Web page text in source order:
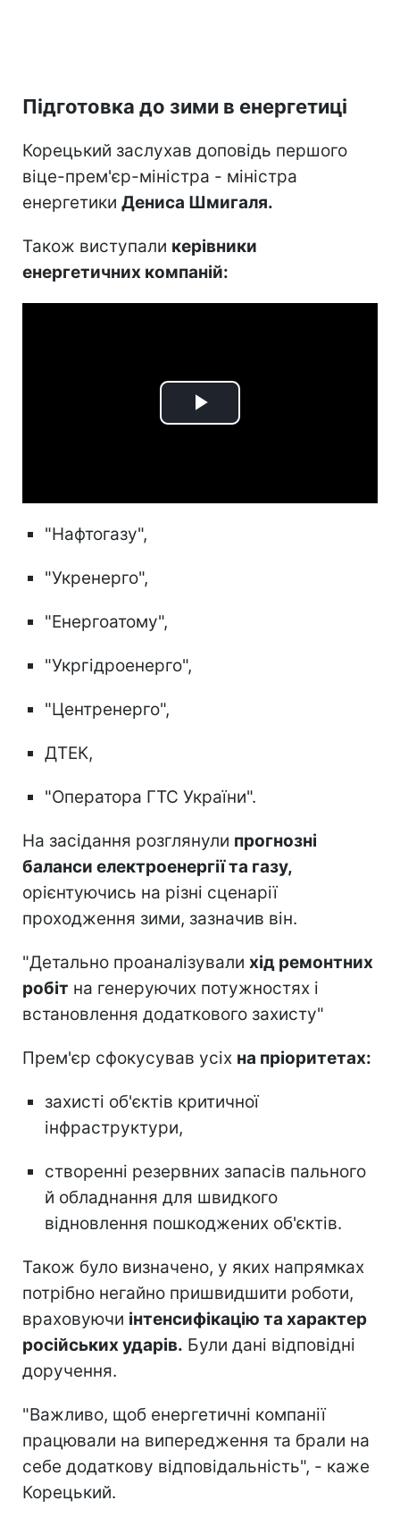
Підготовка до зими в енергетиці
Корецький заслухав доповідь першого
віце-прем'єр-міністра - міністра
енергетики Дениса Шмигаля.
Також виступали керівники
енергетичних компаній:
Play
"Нафтогазу",
"Укренерго",
"Енергоатому",
"Укргідроенерго",
"Центренерго",
ДТЕК,
"Оператора ГТС України".
На засідання розглянули прогнозні
баланси електроенергії та газу,
орієнтуючись на різні сценарії
проходження зими, зазначив він.
"Детально проаналізували хід ремонтних
робіт на генеруючих потужностях і
встановлення додаткового захисту"
Прем'єр сфокусував усіх на пріоритетах:
захисті об'єктів критичної
інфраструктури,
створенні резервних запасів пального
й обладнання для швидкого
відновлення пошкоджених об'єктів.
Також було визначено, у яких напрямках
потрібно негайно пришвидшити роботи,
враховуючи інтенсифікацію та характер
російських ударів. Були дані відповідні
доручення.
"Важливо, щоб енергетичні компанії
працювали на випередження та брали на
себе додаткову відповідальність", - каже
Корецький.